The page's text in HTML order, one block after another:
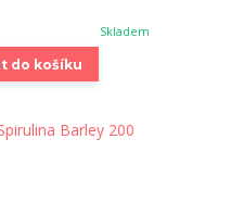
Skladem
do košíku